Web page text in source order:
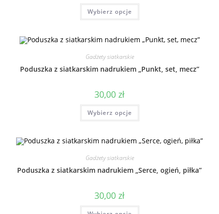
Wybierz opcje
Gadżety siatkarskie
Poduszka z siatkarskim nadrukiem „Punkt, set, mecz”
30,00 zł
Wybierz opcje
Gadżety siatkarskie
Poduszka z siatkarskim nadrukiem „Serce, ogień, piłka”
30,00 zł